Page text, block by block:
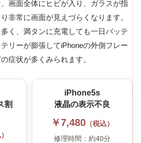
画面全体にヒビが入り、ガラスが指
非常に画面が見えづらくなります。
多く、満タンに充電しても一日バッテ
リーが膨張してiPhoneの外側フレー
症状が多くみられます。
割
iPhone5s
液晶の表示不良
￥7,480 （税込）
修理時間：約40分